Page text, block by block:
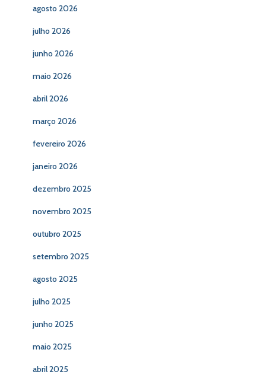
agosto 2026
julho 2026
junho 2026
maio 2026
abril 2026
março 2026
fevereiro 2026
janeiro 2026
dezembro 2025
novembro 2025
outubro 2025
setembro 2025
agosto 2025
julho 2025
junho 2025
maio 2025
abril 2025